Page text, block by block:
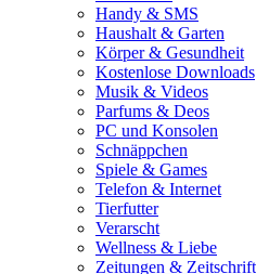
Handy & SMS
Haushalt & Garten
Körper & Gesundheit
Kostenlose Downloads
Musik & Videos
Parfums & Deos
PC und Konsolen
Schnäppchen
Spiele & Games
Telefon & Internet
Tierfutter
Verarscht
Wellness & Liebe
Zeitungen &